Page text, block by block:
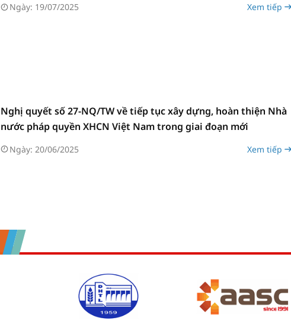
Ngày: 19/07/2025 Xem tiếp
Nghị quyết số 27-NQ/TW về tiếp tục xây dựng, hoàn thiện Nhà
nước pháp quyền XHCN Việt Nam trong giai đoạn mới
Ngày: 20/06/2025 Xem tiếp